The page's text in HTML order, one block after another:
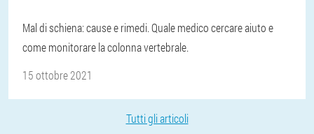
Mal di schiena: cause e rimedi. Quale medico cercare aiuto e
come monitorare la colonna vertebrale.
15 ottobre 2021
Tutti gli articoli